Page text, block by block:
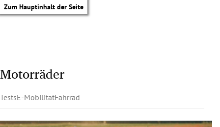
Zum Hauptinhalt der Seite
Motorräder
TestsE-MobilitätFahrrad